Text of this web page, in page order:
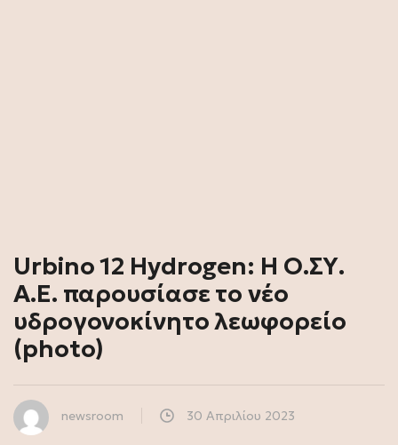
Urbino 12 Hydrogen: Η Ο.ΣΥ.
Α.Ε. παρουσίασε το νέο
υδρογονοκίνητο λεωφορείο
(photo)
newsroom 30 Απριλίου 2023